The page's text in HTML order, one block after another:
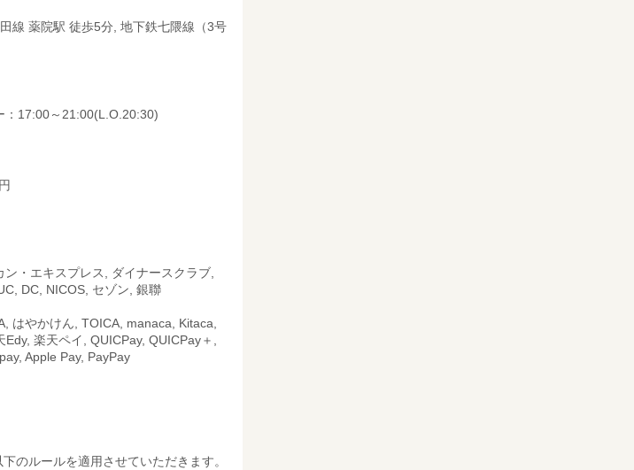
線 薬院駅 徒歩5分, 地下鉄七隈線（3号
：17:00～21:00(L.O.20:30)
・エキスプレス, ダイナースクラブ,
DC, NICOS, セゾン, 銀聯
はやかけん, TOICA, manaca, Kitaca,
楽天ペイ, QUICPay, QUICPay＋,
Apple Pay, PayPay
のルールを適用させていただきます。